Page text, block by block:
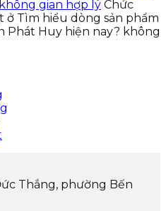
gian hợp lý Chức
ở Tìm hiểu dòng sản phẩm
Phát Huy hiện nay? không
Thắng, phường Bến